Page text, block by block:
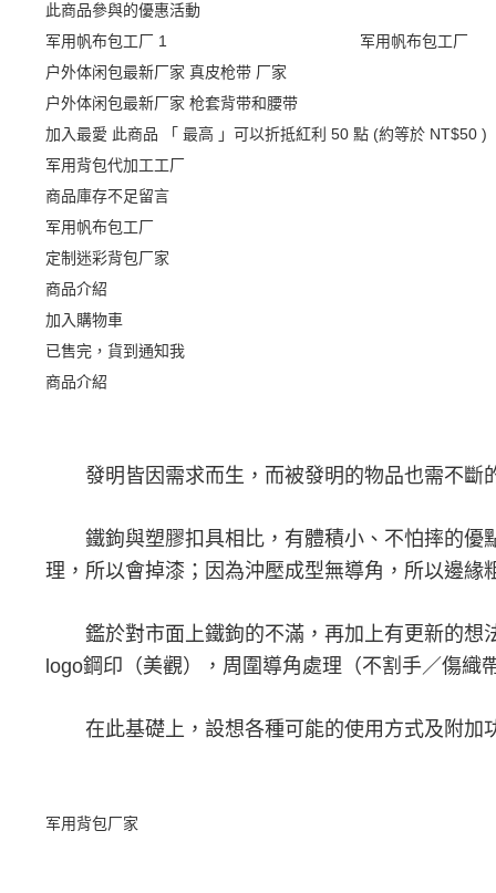
此商品參與的優惠活動
军用帆布包工厂
军用帆布包工厂
户外体闲包最新厂家 真皮枪带 厂家
户外体闲包最新厂家 枪套背带和腰带
加入最愛 此商品 「 最高 」可以折抵紅利 50 點 (約等於 NT$50 )
军用背包代加工工厂
商品庫存不足留言
军用帆布包工厂
定制迷彩背包厂家
商品介紹
加入購物車
已售完，貨到通知我
商品介紹
發明皆因需求而生，而被發明的物品也需不斷
鐵鉤與塑膠扣具相比，有體積小、不怕摔的優
理，所以會掉漆；因為沖壓成型無導角，所以邊緣
鑑於對市面上鐵鉤的不滿，再加上有更新的想
logo鋼印（美觀），周圍導角處理（不割手／傷
在此基礎上，設想各種可能的使用方式及附加
军用背包厂家